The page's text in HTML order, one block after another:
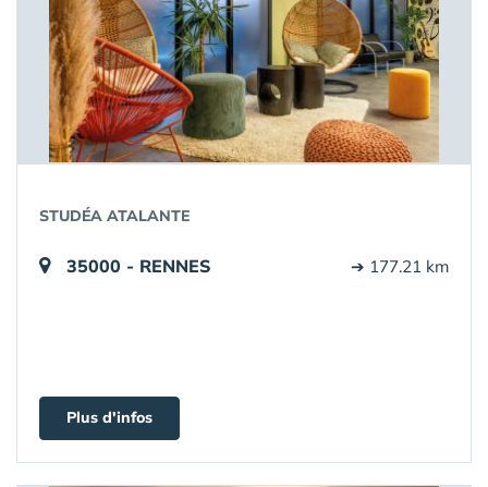
STUDÉA ATALANTE
35000 - RENNES ➔ 177.21 km
Plus d'infos